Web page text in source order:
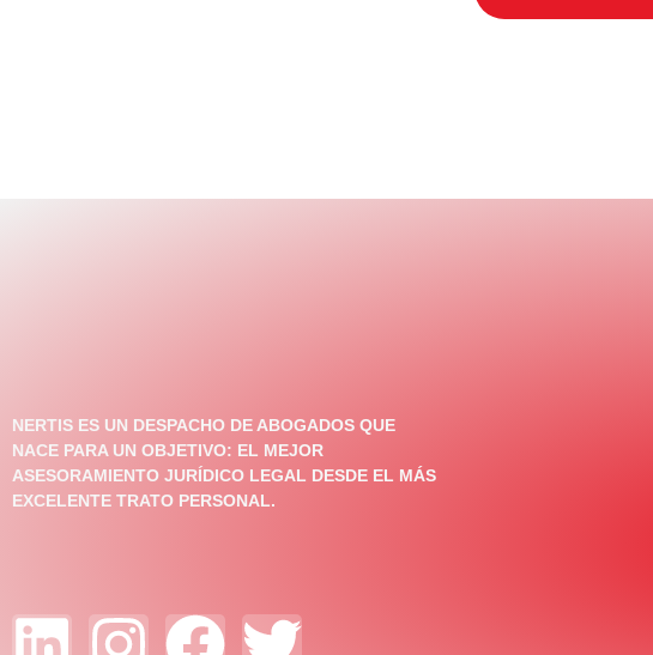
NERTIS ES UN DESPACHO DE ABOGADOS QUE
NACE PARA UN OBJETIVO: EL MEJOR
ASESORAMIENTO JURÍDICO LEGAL DESDE EL MÁS
EXCELENTE TRATO PERSONAL.